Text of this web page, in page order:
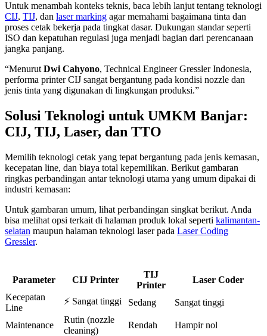
Untuk menambah konteks teknis, baca lebih lanjut tentang teknologi
CIJ, TIJ, dan laser marking agar memahami bagaimana tinta dan
proses cetak bekerja pada tingkat dasar. Dukungan standar seperti
ISO dan kepatuhan regulasi juga menjadi bagian dari perencanaan
jangka panjang.
“Menurut Dwi Cahyono, Technical Engineer Gressler Indonesia,
performa printer CIJ sangat bergantung pada kondisi nozzle dan
jenis tinta yang digunakan di lingkungan produksi.”
Solusi Teknologi untuk UMKM Banjar:
CIJ, TIJ, Laser, dan TTO
Memilih teknologi cetak yang tepat bergantung pada jenis kemasan,
kecepatan line, dan biaya total kepemilikan. Berikut gambaran
ringkas perbandingan antar teknologi utama yang umum dipakai di
industri kemasan:
Untuk gambaran umum, lihat perbandingan singkat berikut. Anda
bisa melihat opsi terkait di halaman produk lokal seperti kalimantan-
selatan maupun halaman teknologi laser pada Laser Coding
Gressler.
Parameter CIJ Printer
TIJ
Printer
Laser Coder
Kecepatan
Line
⚡ Sangat tinggi Sedang Sangat tinggi
Maintenance
Rutin (nozzle
cleaning)
Rendah
Hampir nol